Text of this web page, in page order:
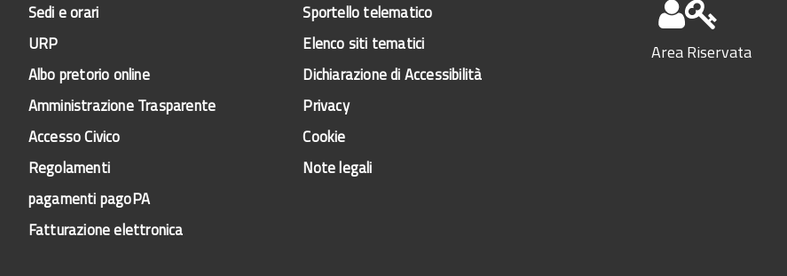
Sedi e orari
URP
Albo pretorio online
Amministrazione Trasparente
Accesso Civico
Regolamenti
pagamenti pagoPA
Fatturazione elettronica
Sportello telematico
Elenco siti tematici
Dichiarazione di Accessibilità
Privacy
Cookie
Note legali
Area Riservata